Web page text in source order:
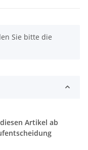
Sie bitte die
Artikel ab